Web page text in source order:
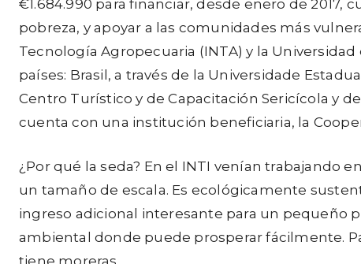
€1.684.990 para financiar, desde enero de 2017,
pobreza, y apoyar a las comunidades más
Tecnología Agropecuaria (INTA) y la
países: Brasil, a través de la Universidade
Centro Turístico y de Capacitación Sericícola y
cuenta con una institución beneficiaria, la
¿Por qué la seda? En el INTI venían trabajando
un tamaño de escala. Es ecológicamente
ingreso adicional interesante para un pequeño
ambiental donde puede prosperar fácilmente.
tiene moreras.